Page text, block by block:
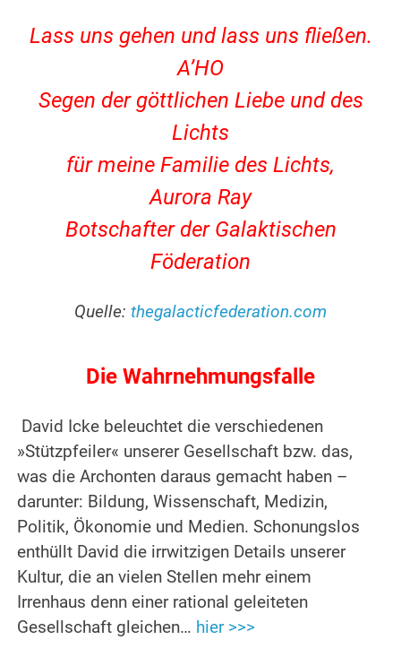
Lass uns gehen und lass uns fließen.
A’HO
Segen der göttlichen Liebe und des
Lichts
für meine Familie des Lichts,
Aurora Ray
Botschafter der Galaktischen
Föderation
Quelle: thegalacticfederation.com
Die Wahrnehmungsfalle
David Icke beleuchtet die verschiedenen
»Stützpfeiler« unserer Gesellschaft bzw. das,
was die Archonten daraus gemacht haben –
darunter: Bildung, Wissenschaft, Medizin,
Politik, Ökonomie und Medien. Schonungslos
enthüllt David die irrwitzigen Details unserer
Kultur, die an vielen Stellen mehr einem
Irrenhaus denn einer rational geleiteten
Gesellschaft gleichen… hier >>>